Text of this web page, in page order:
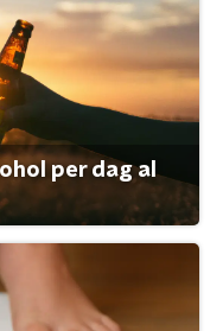
per dag al